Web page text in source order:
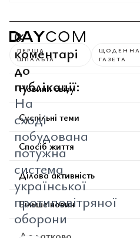
0
коментарі
до
публікації:
На
сході
побудована
потужна
система
української
протиповітряної
оборони
ПЕРША
ШПАЛЬТА
ЩОДЕННА
ГАЗЕТА
Новини світу
Суспільні теми
Спосіб життя
Ділова активність
Більше новин